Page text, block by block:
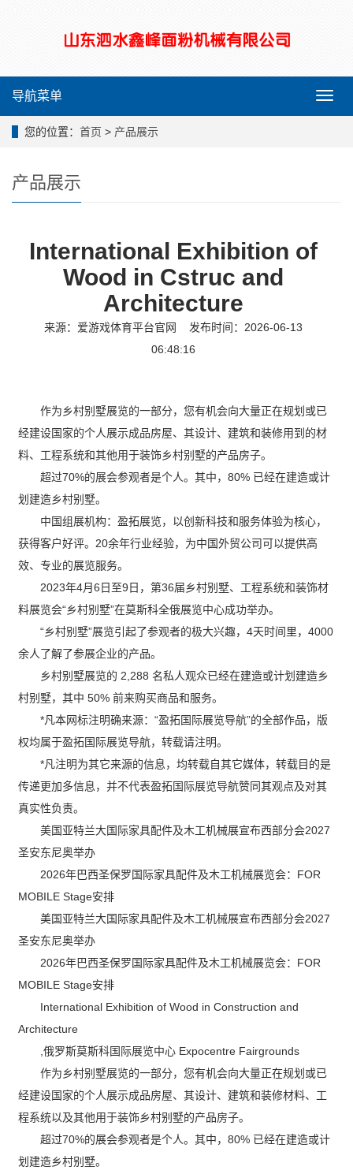
导
导航菜单
您的位置： 首页 > 产品展示
产品展示
International Exhibition of
Wood in Cstruc and
Architecture
来源： 爱游戏体育平台官网
发布时间：2026-06-13
06:48:16
作为乡村别墅展览的一部分，您有机会向大量正在规划或已
经建设国家的个人展示成品房屋、其设计、建筑和装修用到的材
料、工程系统和其他用于装饰乡村别墅的产品房子。
超过70%的展会参观者是个人。其中，80% 已经在建造或计
划建造乡村别墅。
中国组展机构：盈拓展览，以创新科技和服务体验为核心，
获得客户好评。20余年行业经验，为中国外贸公司可以提供高
效、专业的展览服务。
2023年4月6日至9日，第36届乡村别墅、工程系统和装饰材
料展览会“乡村别墅”在莫斯科全俄展览中心成功举办。
“乡村别墅”展览引起了参观者的极大兴趣，4天时间里，4000
余人了解了参展企业的产品。
乡村别墅展览的 2,288 名私人观众已经在建造或计划建造乡
村别墅，其中 50% 前来购买商品和服务。
*凡本网标注明确来源：“盈拓国际展览导航”的全部作品，版
权均属于盈拓国际展览导航，转载请注明。
*凡注明为其它来源的信息，均转载自其它媒体，转载目的是
传递更加多信息，并不代表盈拓国际展览导航赞同其观点及对其
真实性负责。
美国亚特兰大国际家具配件及木工机械展宣布西部分会2027
圣安东尼奥举办
2026年巴西圣保罗国际家具配件及木工机械展览会：FOR
MOBILE Stage安排
美国亚特兰大国际家具配件及木工机械展宣布西部分会2027
圣安东尼奥举办
2026年巴西圣保罗国际家具配件及木工机械展览会：FOR
MOBILE Stage安排
International Exhibition of Wood in Construction and
Architecture
,俄罗斯莫斯科国际展览中心 Expocentre Fairgrounds
作为乡村别墅展览的一部分，您有机会向大量正在规划或已
经建设国家的个人展示成品房屋、其设计、建筑和装修材料、工
程系统以及其他用于装饰乡村别墅的产品房子。
超过70%的展会参观者是个人。其中，80% 已经在建造或计
划建造乡村别墅。